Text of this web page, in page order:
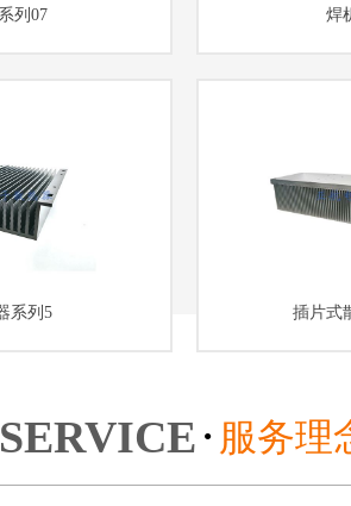
列07 焊
系列5 插片式
SERVICE ● 服务理